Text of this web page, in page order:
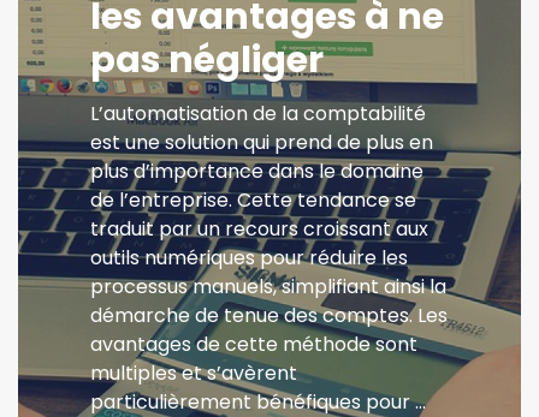
les avantages à ne
pas négliger
L’automatisation de la comptabilité
est une solution qui prend de plus en
plus d’importance dans le domaine
de l’entreprise. Cette tendance se
traduit par un recours croissant aux
outils numériques pour réduire les
processus manuels, simplifiant ainsi la
démarche de tenue des comptes. Les
avantages de cette méthode sont
multiples et s’avèrent
particulièrement bénéfiques pour …